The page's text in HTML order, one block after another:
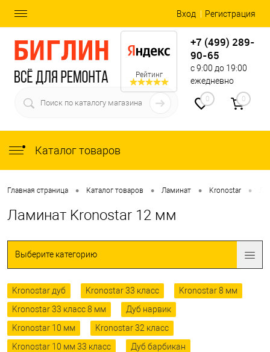
Вход Регистрация
Рейтинг
+7 (499) 289-
90-65
с 9:00 до 19:00
ежедневно
0 0
Каталог товаров
Главная страница • Каталог товаров • Ламинат • Kronostar •
Ламинат Kronostar 12 мм
Выберите категорию
Kronostar дуб Kronostar 33 класс
Kronostar 8 мм
Kronostar 33 класс 8 мм
Дуб нарвик
Kronostar 10 мм
Kronostar 32 класс
Kronostar 10 мм 33 класс
Дуб барбикан